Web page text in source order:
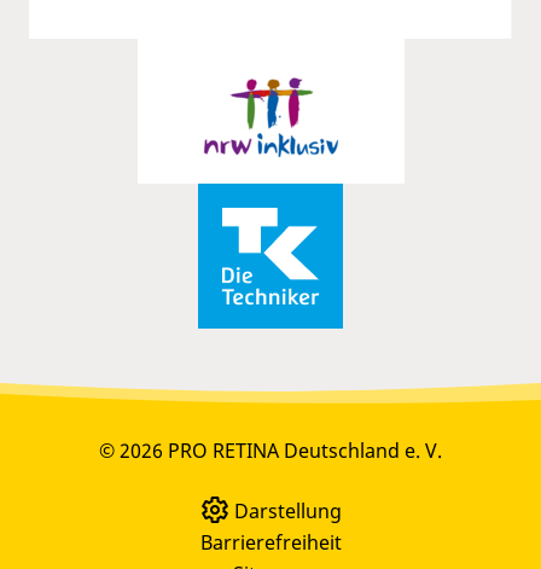
© 2026 PRO RETINA Deutschland e. V.
Darstellung
Barrierefreiheit